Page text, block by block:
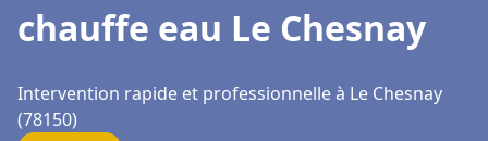
chauffe eau Le Chesnay
Intervention rapide et professionnelle à Le Chesnay
(78150)